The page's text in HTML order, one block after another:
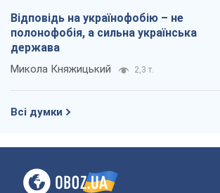
Відповідь на українофобію – не
полонофобія, а сильна українська
держава
Микола Княжицький 2,3 т.
Всі думки